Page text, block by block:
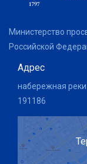
Министерство
Российской
Адрес
набережная реки
191186